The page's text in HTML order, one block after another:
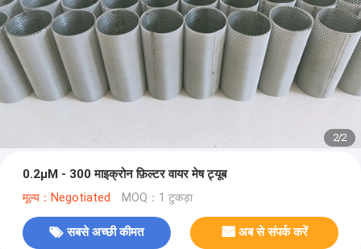
2/2
0.2μM - 300 माइक्रोन फ़िल्टर वायर मेष ट्यूब
मूल्य：Negotiated MOQ：1 टुकड़ा
सबसे अच्छी कीमत अब से संपर्क करें